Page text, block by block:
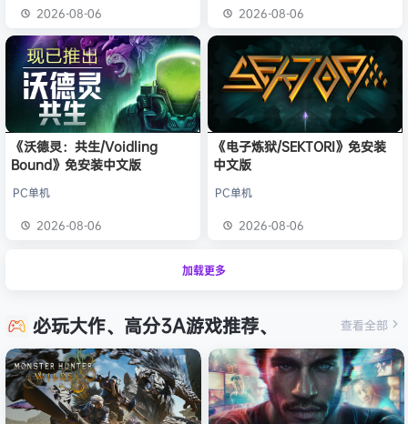
2026-08-06 2026-08-06
《沃德灵：共生/Voidling
Bound》免安装中文版
PC单机
2026-08-06
《电子炼狱/SEKTORI》免安装
中文版
PC单机
2026-08-06
加载更多
必玩大作、高分3A游戏推荐、 查看全部